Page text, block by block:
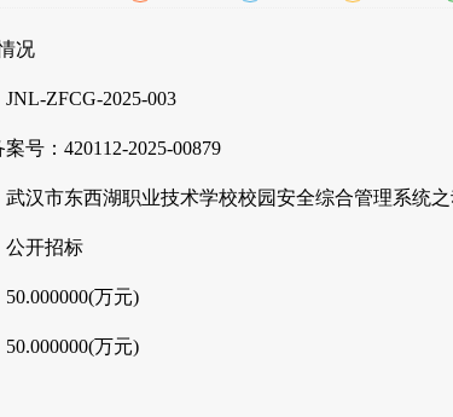
况
ZFCG-2025-003
号：420112-2025-00879
武汉市东西湖职业技术学校校园安全综合管理系统
公开招标
万元)
万元)